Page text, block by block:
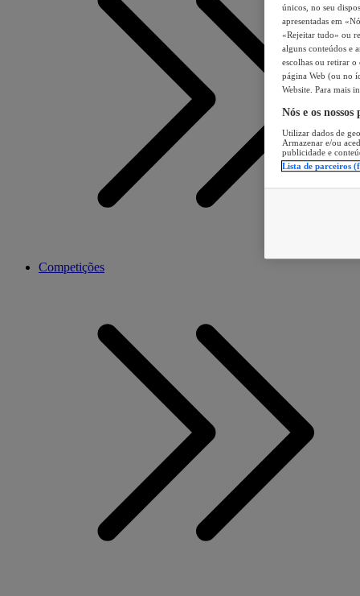
Competições
únicos, no seu
apresentadas em
«Rejeitar tudo» ou
alguns conteúdos e
escolhas ou retirar
página Web (ou no
Website. Para mais
Nós e os
Utilizar dados de
Armazenar e/ou
publicidade e
Lista de parceiros